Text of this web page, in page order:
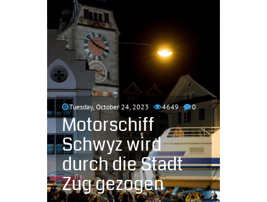
Tuesday, October 24, 2023 4649 0
Motorschiff
Schwyz wird
durch die Stadt
Zug gezogen